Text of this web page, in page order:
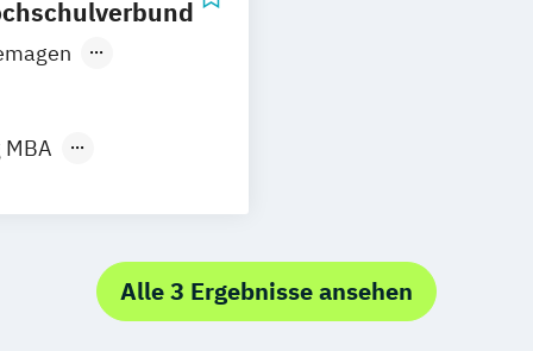
Consulting
Alle 3 Ergebnisse ansehen